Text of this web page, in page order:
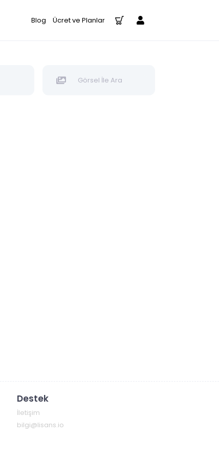
Blog Ücret ve Planlar
Görsel İle Ara
Destek
İletişim
bilgi@lisans.io